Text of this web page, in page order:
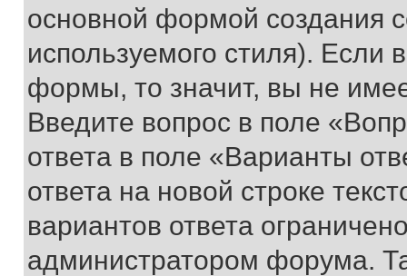
основной формой создания
используемого стиля). Если
формы, то значит, вы не
Введите вопрос в поле
ответа в поле «Варианты
ответа на новой строке
вариантов ответа
администратором форума.